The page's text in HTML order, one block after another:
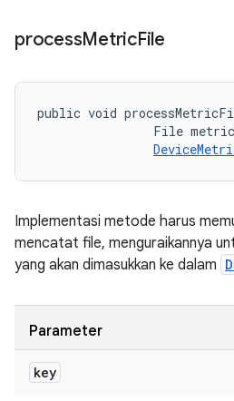
processMetricFile
public void
File
Implementasi metode harus
mencatat file, menguraikannya
yang akan dimasukkan ke dalam
Parameter
key